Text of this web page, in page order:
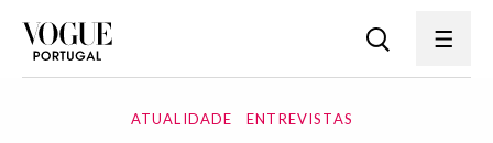
ATUALIDADE ENTREVISTAS